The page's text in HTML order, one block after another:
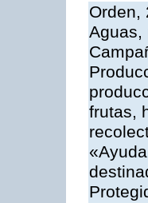
Orden,
Aguas,
frutas,